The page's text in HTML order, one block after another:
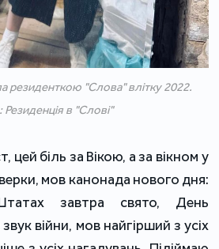
резиденткою "Слова" влітку 2022.
в "Слові"
цей біль за Вікою, а за вікном у
мов канонада нового дня:
завтра свято, День
війни, мов найгірший з усіх